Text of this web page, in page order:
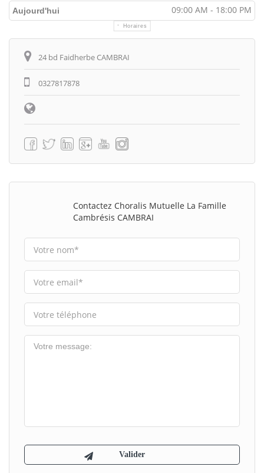
Aujourd'hui 09:00 AM - 18:00 PM
Horaires
24 bd Faidherbe CAMBRAI
0327817878
Contactez Choralis Mutuelle La Famille
Cambrésis CAMBRAI